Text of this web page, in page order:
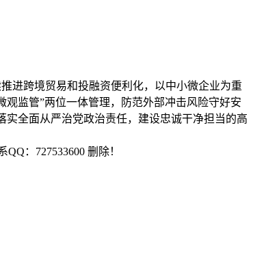
进跨境贸易和投融资便利化，以中小微企业为重
监管”两位一体管理，防范外部冲击风险守好安
全面从严治党政治责任，建设忠诚干净担当的高
：727533600 删除！